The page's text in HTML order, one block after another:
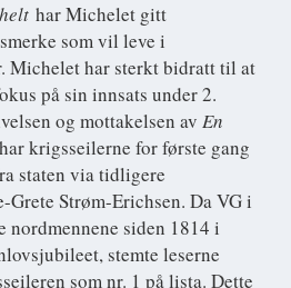
har Michelet gitt
som vil leve i
Michelet har sterkt bidratt til at
på sin innsats under 2.
og mottakelsen av En
krigsseilerne for første gang
staten via tidligere
Strøm-Erichsen. Da VG i
siden 1814 i
stemte leserne
som nr. 1 på lista. Dette